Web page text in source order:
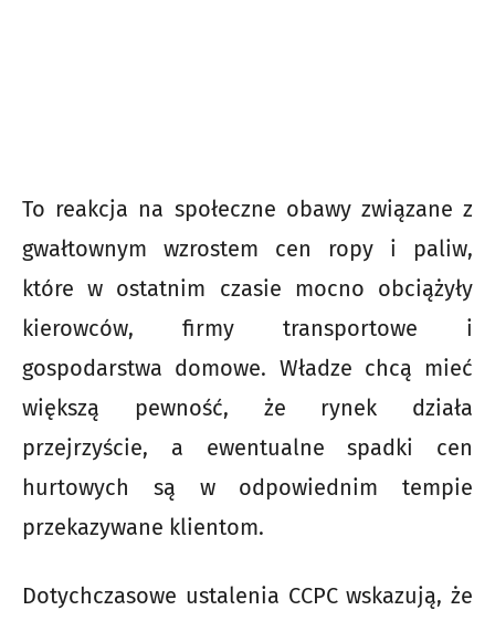
To reakcja na społeczne obawy związane z
gwałtownym wzrostem cen ropy i paliw,
które w ostatnim czasie mocno obciążyły
kierowców, firmy transportowe i
gospodarstwa domowe. Władze chcą mieć
większą pewność, że rynek działa
przejrzyście, a ewentualne spadki cen
hurtowych są w odpowiednim tempie
przekazywane klientom.
Dotychczasowe ustalenia CCPC wskazują, że